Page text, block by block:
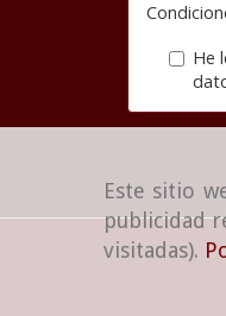
Este sitio
publicidad
visitadas).
He